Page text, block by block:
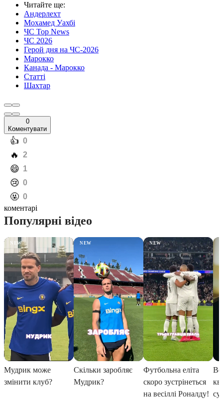
Читайте ще:
Андерлехт
Мохамед Уахбі
ЧС Top News
ЧС 2026
Герой дня на ЧС-2026
Марокко
Канада - Марокко
Статті
Шахтар
0
Коментувати
️👍 0
️🔥 2
️😄 1
️😢 0
️🤬 0
коментарі